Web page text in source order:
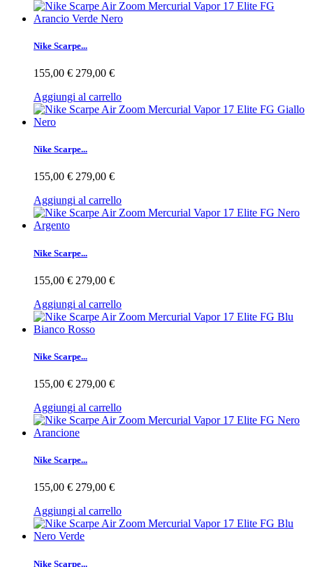
Nike Scarpe...
155,00 € 279,00 €
Aggiungi al carrello
Nike Scarpe...
155,00 € 279,00 €
Aggiungi al carrello
Nike Scarpe...
155,00 € 279,00 €
Aggiungi al carrello
Nike Scarpe...
155,00 € 279,00 €
Aggiungi al carrello
Nike Scarpe...
155,00 € 279,00 €
Aggiungi al carrello
Nike Scarpe...